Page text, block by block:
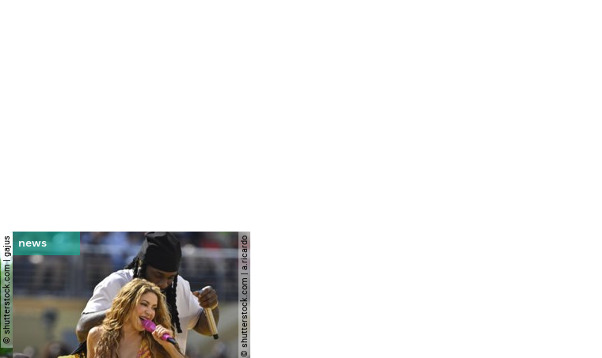
© shutterstock.com | gajus © shutterstock.com | a.ricardo